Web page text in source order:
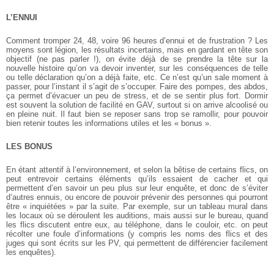
L’ENNUI
Comment tromper 24, 48, voire 96 heures d’ennui et de frustration ? Les
moyens sont légion, les résultats incertains, mais en gardant en tête son
objectif (ne pas parler !), on évite déjà de se prendre la tête sur la
nouvelle histoire qu’on va devoir inventer, sur les conséquences de telle
ou telle déclaration qu’on a déjà faite, etc. Ce n’est qu’un sale moment à
passer, pour l’instant il s’agit de s’occuper. Faire des pompes, des abdos,
ça permet d’évacuer un peu de stress, et de se sentir plus fort. Dormir
est souvent la solution de facilité en GAV, surtout si on arrive alcoolisé ou
en pleine nuit. Il faut bien se reposer sans trop se ramollir, pour pouvoir
bien retenir toutes les informations utiles et les « bonus ».
LES BONUS
En étant attentif à l’environnement, et selon la bêtise de certains flics, on
peut entrevoir certains éléments qu’ils essaient de cacher et qui
permettent d’en savoir un peu plus sur leur enquête, et donc de s’éviter
d’autres ennuis, ou encore de pouvoir prévenir des personnes qui pourront
être « inquiétées » par la suite. Par exemple, sur un tableau mural dans
les locaux où se déroulent les auditions, mais aussi sur le bureau, quand
les flics discutent entre eux, au téléphone, dans le couloir, etc. on peut
récolter une foule d’informations (y compris les noms des flics et des
juges qui sont écrits sur les PV, qui permettent de différencier facilement
les enquêtes).